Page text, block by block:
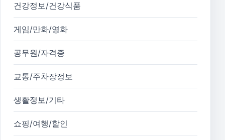
건강정보/건강식품
게임/만화/영화
공무원/자격증
교통/주차장정보
생활정보/기타
쇼핑/여행/할인